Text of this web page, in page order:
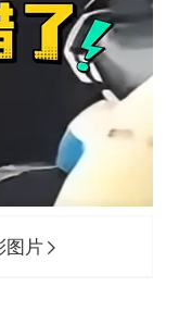
图片